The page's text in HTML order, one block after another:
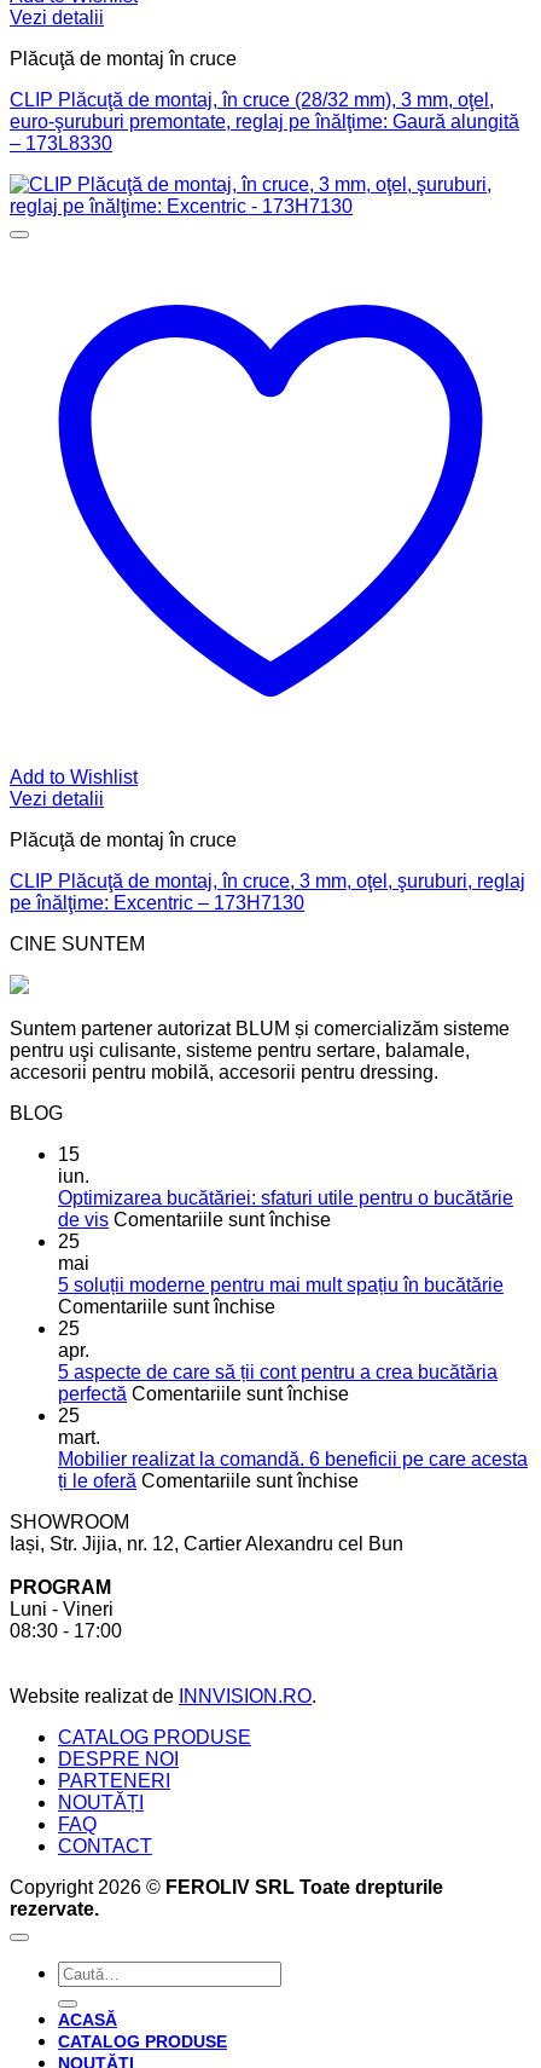
Vezi detalii
Plăcuţă de montaj în cruce
CLIP Plăcuţă de montaj, în cruce (28/32 mm), 3 mm, oţel,
euro-şuruburi premontate, reglaj pe înălţime: Gaură alungită
– 173L8330
Add to Wishlist
Vezi detalii
Plăcuţă de montaj în cruce
CLIP Plăcuţă de montaj, în cruce, 3 mm, oţel, şuruburi, reglaj
pe înălţime: Excentric – 173H7130
CINE SUNTEM
Suntem partener autorizat BLUM și comercializăm sisteme
pentru uşi culisante, sisteme pentru sertare, balamale,
accesorii pentru mobilă, accesorii pentru dressing.
BLOG
15
iun.
Optimizarea bucătăriei: sfaturi utile pentru o bucătărie
de vis Comentariile sunt închisepentru
sfaturi
bucătărie
de
25
mai
5 soluții moderne pentru mai mult spațiu în bucătărie
Comentariile sunt închisepentru
moderne
pentru
spațiu
în
25
apr.
5 aspecte de care să ții cont pentru a crea bucătăria
perfectă Comentariile sunt închisepentru
de
care
cont
25
mart.
Mobilier realizat la comandă. 6 beneficii pe care acesta
ți le oferă Comentariile sunt închisepentru
la
SHOWROOM
Iași, Str. Jijia, nr. 12, Cartier Alexandru cel Bun
PROGRAM
Luni - Vineri
08:30 - 17:00
Website realizat de INNVISION.RO.
CATALOG PRODUSE
DESPRE NOI
PARTENERI
NOUTĂȚI
FAQ
CONTACT
Copyright 2026 © FEROLIV SRL Toate drepturile
rezervate.
Caută
după:
ACASĂ
CATALOG PRODUSE
NOUTĂȚI